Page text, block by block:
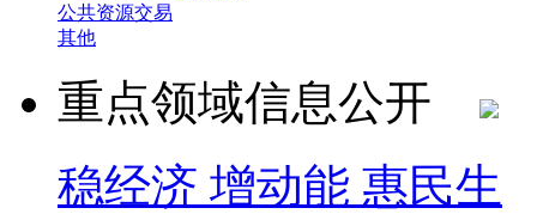
公共资源交易
其他
重点领域信息公开
稳经济 增动能 惠民生